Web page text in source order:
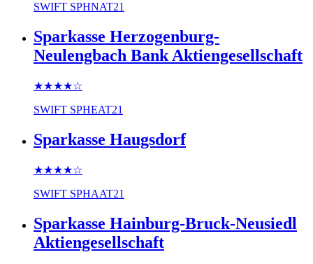
SWIFT SPHNAT21
Sparkasse Herzogenburg-
Neulengbach Bank Aktiengesellschaft
★★★★☆
SWIFT SPHEAT21
Sparkasse Haugsdorf
★★★★☆
SWIFT SPHAAT21
Sparkasse Hainburg-Bruck-Neusiedl
Aktiengesellschaft